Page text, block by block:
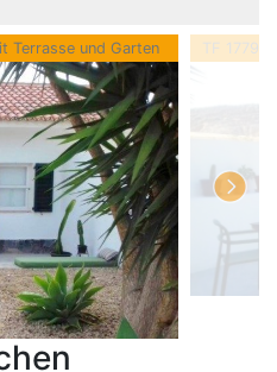
Terrasse und Garten TF